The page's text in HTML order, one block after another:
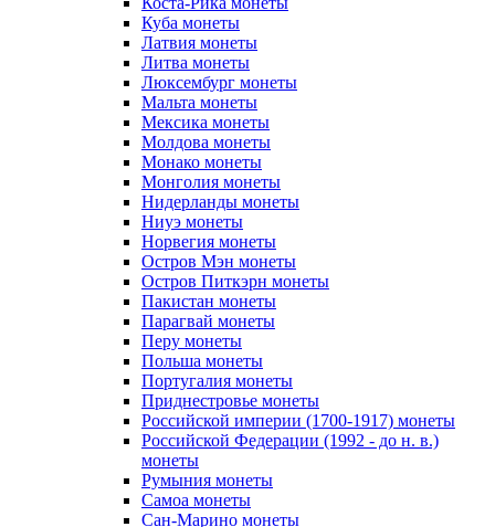
Куба монеты
Латвия монеты
Литва монеты
Люксембург монеты
Мальта монеты
Мексика монеты
Молдова монеты
Монако монеты
Монголия монеты
Нидерланды монеты
Ниуэ монеты
Норвегия монеты
Остров Мэн монеты
Остров Питкэрн монеты
Пакистан монеты
Парагвай монеты
Перу монеты
Польша монеты
Португалия монеты
Приднестровье монеты
Российской империи (1700-1917) монеты
Российской Федерации (1992 - до н. в.)
монеты
Румыния монеты
Самоа монеты
Сан-Марино монеты